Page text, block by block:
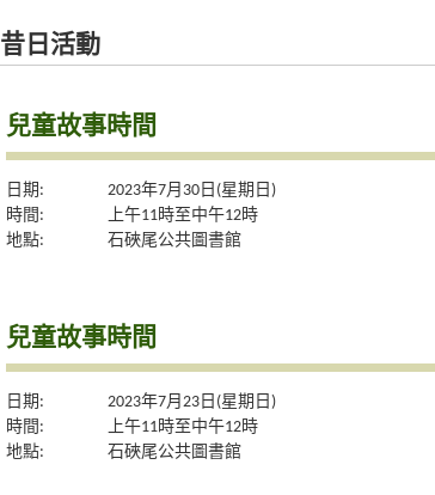
昔日活動
兒童故事時間
日期:
2023年7月30日(星期日)
時間:
上午11時至中午12時
地點:
石硤尾公共圖書館
兒童故事時間
日期:
2023年7月23日(星期日)
時間:
上午11時至中午12時
地點:
石硤尾公共圖書館